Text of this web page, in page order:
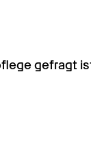
gefragt